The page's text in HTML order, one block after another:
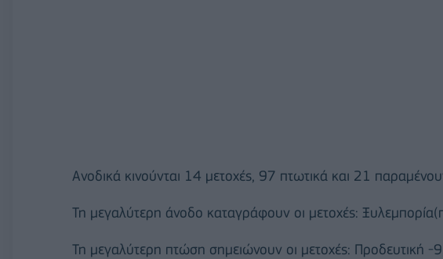
Ανοδικά κινούνται 14 μετοχές, 97 πτωτικά και 21
Τη μεγαλύτερη άνοδο καταγράφουν οι μετοχές:
Τη μεγαλύτερη πτώση σημειώνουν οι μετοχές: Προδευτική